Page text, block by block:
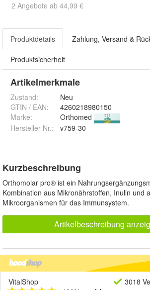
2 Angebote ab 44,99 €
Produktdetails Zahlung, Versand &
Produktsicherheit
Artikelmerkmale
Zustand:
Neu
GTIN / EAN:
4260218980150
Marke:
Orthomed
Hersteller Nr.:
v759-30
Kurzbeschreibung
Orthomolar pro® ist ein
Kombination aus Mikronährstoffen, Inulin und
Mikroorganismen für das Immunsystem.
Artikelbeschreibung
VitalShop
3018